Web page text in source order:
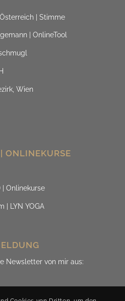
| Stimme
| OnlineTool
Wien
ONLINEKURSE
| Onlinekurse
| LYN YOGA
Newsletter von mir aus: